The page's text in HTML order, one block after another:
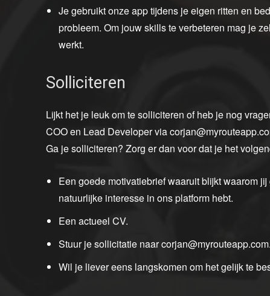
Je gebruikt onze app tijdens je eigen ritten en
probleem. Om jouw skills te verbeteren mag je
werkt.
Solliciteren
Lijkt het je leuk om te solliciteren of heb je nog
COO en Lead Developer via
Ga je solliciteren? Zorg er dan voor dat je het
Een goede motivatiebrief waaruit blijkt waarom
natuurlijke interesse in ons platform hebt.
Een actueel CV.
Stuur je sollicitatie naar corjan@myrouteapp.com.
Wil je liever eens langskomen om het gelijk te